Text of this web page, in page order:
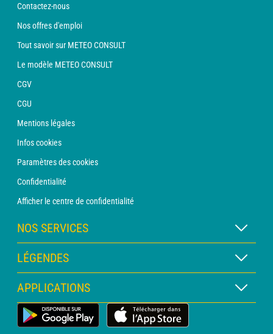
Contactez-nous
Nos offres d'emploi
Tout savoir sur METEO CONSULT
Le modèle METEO CONSULT
CGV
CGU
Mentions légales
Infos cookies
Paramètres des cookies
Confidentialité
Afficher le centre de confidentialité
NOS SERVICES
Abonnement METEO Xpert
Abonnement METEO PRO
Consultation avec un prévisionniste
Bulletin PRO
LÉGENDES
Légende des cartes
Légende des pictogrammes
Glossaire
APPLICATIONS
Application Météo Terrestre